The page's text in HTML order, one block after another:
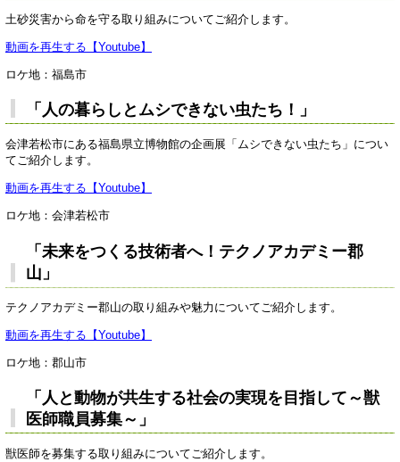
土砂災害から命を守る取り組みについてご紹介します。
動画を再生する【Youtube】
ロケ地：福島市
「人の暮らしとムシできない虫たち！」
会津若松市にある福島県立博物館の企画展「ムシできない虫たち」につい
てご紹介します。
動画を再生する【Youtube】
ロケ地：会津若松市
「未来をつくる技術者へ！テクノアカデミー郡
山」
テクノアカデミー郡山の取り組みや魅力についてご紹介します。
動画を再生する【Youtube】
ロケ地：郡山市
「人と動物が共生する社会の実現を目指して～獣
医師職員募集～」
獣医師を募集する取り組みについてご紹介します。